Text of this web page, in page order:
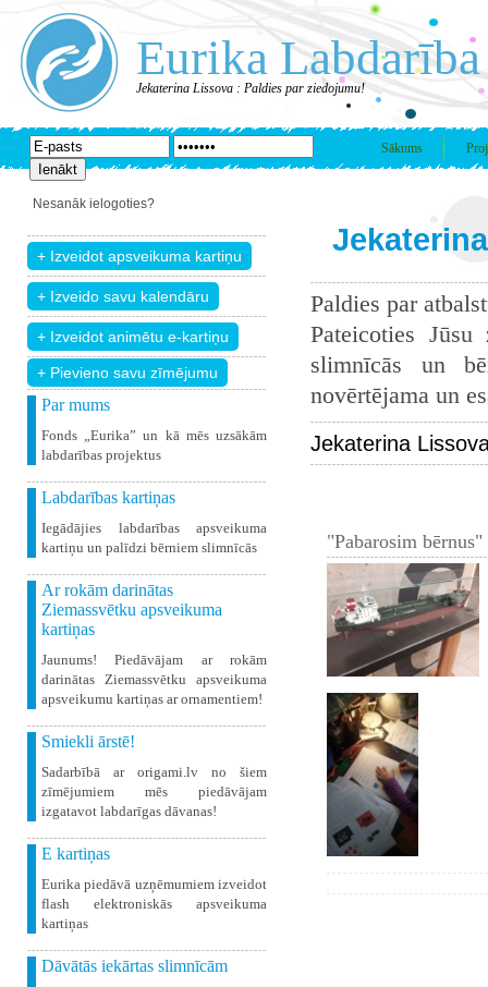
Eurika Labdarība
Jekaterina Lissova : Paldies par ziedojumu!
Sākums
Nesanāk ielogoties?
+ Pievieno savu zīmējumu
Par mums
Fonds „Eurika” un kā mēs uzsākām
labdarības projektus
Labdarības kartiņas
Iegādājies labdarības apsveikuma
kartiņu un palīdzi bērniem slimnīcās
Ar rokām darinātas
Ziemassvētku apsveikuma
kartiņas
Jaunums! Piedāvājam ar rokām
darinātas Ziemassvētku apsveikuma
apsveikumu kartiņas ar ornamentiem!
Smiekli ārstē!
Sadarbībā ar origami.lv no šiem
zīmējumiem mēs piedāvājam
izgatavot labdarīgas dāvanas!
E kartiņas
Eurika piedāvā uzņēmumiem izveidot
flash elektroniskās apsveikuma
kartiņas
Dāvātās iekārtas slimnīcām
Paldies par
Pateicoties
slimnīcās un
novērtējama un
Jekaterina
"Pabarosim